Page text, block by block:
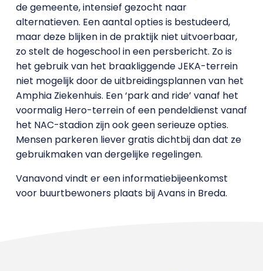
de gemeente, intensief gezocht naar
alternatieven. Een aantal opties is bestudeerd,
maar deze blijken in de praktijk niet uitvoerbaar,
zo stelt de hogeschool in een persbericht. Zo is
het gebruik van het braakliggende JEKA-terrein
niet mogelijk door de uitbreidingsplannen van het
Amphia Ziekenhuis. Een ‘park and ride’ vanaf het
voormalig Hero-terrein of een pendeldienst vanaf
het NAC-stadion zijn ook geen serieuze opties.
Mensen parkeren liever gratis dichtbij dan dat ze
gebruikmaken van dergelijke regelingen.
Vanavond vindt er een informatiebijeenkomst
voor buurtbewoners plaats bij Avans in Breda.